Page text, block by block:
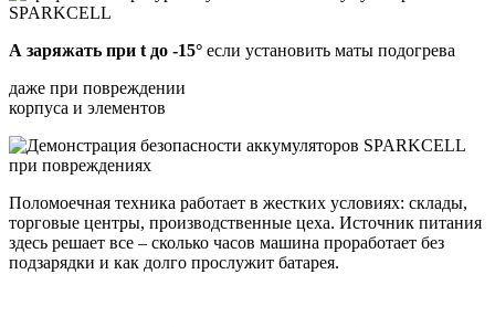
А заряжать при t до -15° если установить маты подогрева
даже при повреждении
корпуса и элементов
Поломоечная техника работает в жестких условиях: склады,
торговые центры, производственные цеха. Источник питания
здесь решает все ‒ сколько часов машина проработает без
подзарядки и как долго прослужит батарея.